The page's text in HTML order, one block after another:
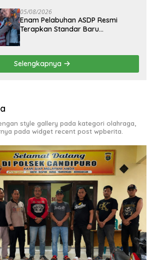
05/08/2026
Enam Pelabuhan ASDP Resmi
Terapkan Standar Baru
Selengkapnya
style gallery pada kategori olahraga,
pada widget recent post wpberita.